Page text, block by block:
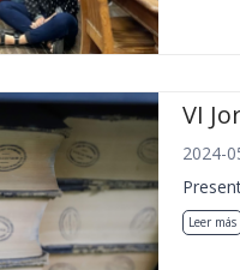
VI
2024-
Leer más